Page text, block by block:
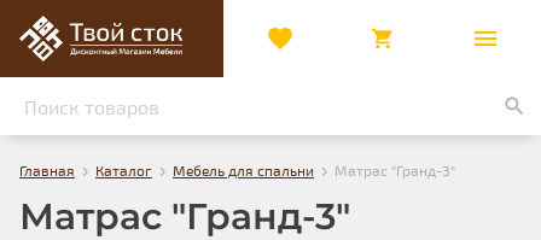
Главная › Каталог › Мебель для спальни › Матрас "Гранд-3"
Матрас "Гранд-3"